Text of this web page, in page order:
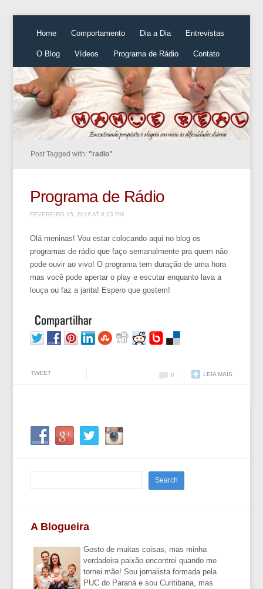
Home Comportamento Dia a Dia Entrevistas
O Blog Vídeos Programa de Rádio Contato
Post Tagged with: "radio"
Programa de Rádio
FEVEREIRO 15, 2016 AT 8:13 PM
Olá meninas! Vou estar colocando aqui no blog os
programas de rádio que faço semanalmente pra quem não
pode ouvir ao vivo! O programa tem duração de uma hora
mas você pode apertar o play e escutar enquanto lava a
louça ou faz a janta! Espero que gostem!
TWEET LEIA MAIS
0
A Blogueira
Gosto de muitas coisas, mas minha
verdadeira paixão encontrei quando me
tornei mãe! Sou jornalista formada pela
PUC do Paraná e sou Curitibana, mas